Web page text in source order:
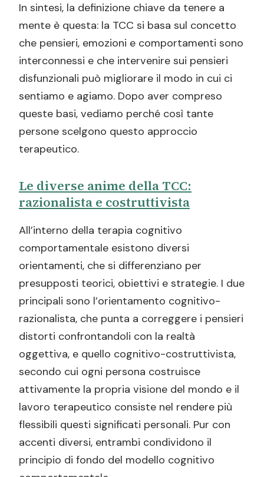
In sintesi, la definizione chiave da tenere a
mente è questa: la TCC si basa sul concetto
che pensieri, emozioni e comportamenti sono
interconnessi e che intervenire sui pensieri
disfunzionali può migliorare il modo in cui ci
sentiamo e agiamo. Dopo aver compreso
queste basi, vediamo perché così tante
persone scelgono questo approccio
terapeutico.
Le diverse anime della TCC:
razionalista e costruttivista
All’interno della terapia cognitivo
comportamentale esistono diversi
orientamenti, che si differenziano per
presupposti teorici, obiettivi e strategie. I due
principali sono l’orientamento cognitivo-
razionalista, che punta a correggere i pensieri
distorti confrontandoli con la realtà
oggettiva, e quello cognitivo-costruttivista,
secondo cui ogni persona costruisce
attivamente la propria visione del mondo e il
lavoro terapeutico consiste nel rendere più
flessibili questi significati personali. Pur con
accenti diversi, entrambi condividono il
principio di fondo del modello cognitivo